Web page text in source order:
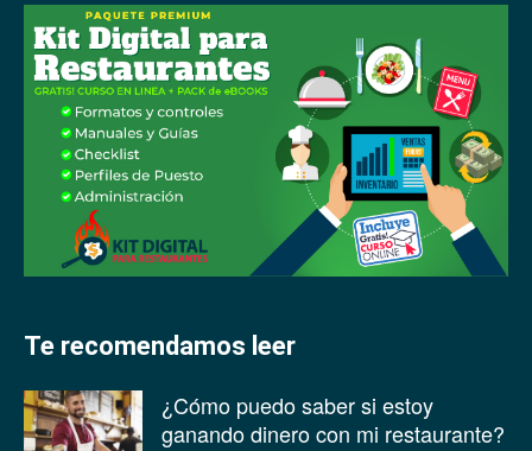
Te recomendamos leer
¿Cómo puedo saber si estoy
ganando dinero con mi restaurante?